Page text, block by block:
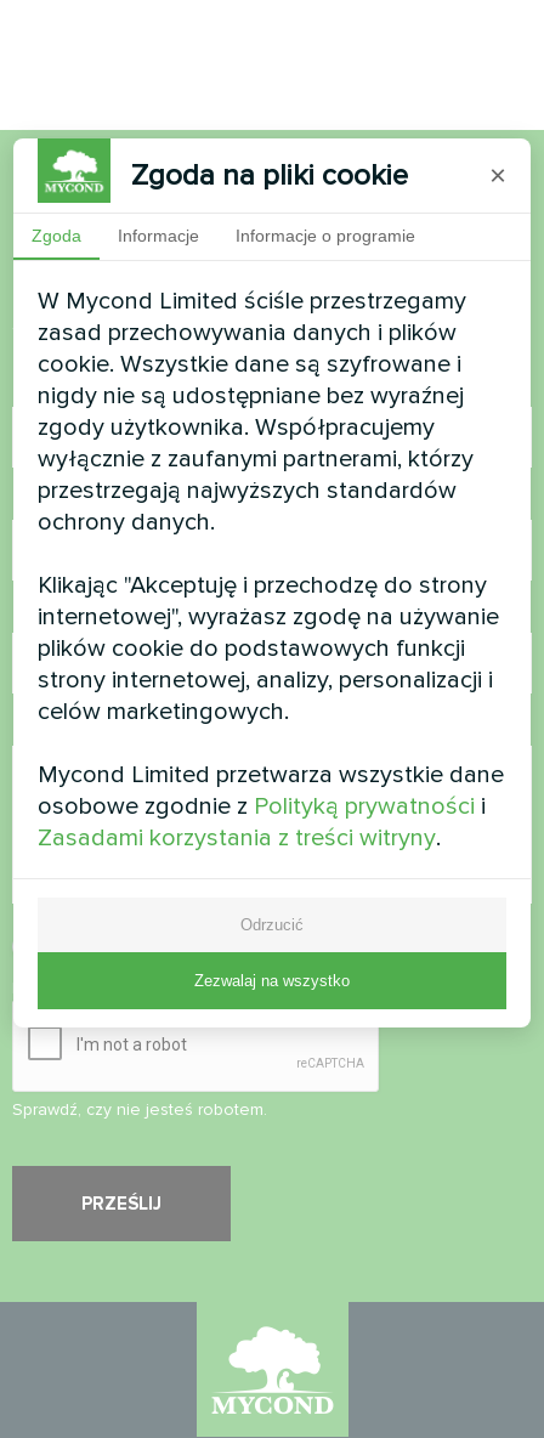
Chcesz kupić lub masz
pytania?
Skontaktuj się z nami, a pomożemy Ci
Nazwa
Numer telefonu
E-mail
Komentarz
Kontrola bezpieczeństwa*
Sprawdź, czy nie jesteś robotem.
Zgoda na pliki cookie ×
Zgoda Informacje Informacje o programie
W Mycond Limited ściśle przestrzegamy
zasad przechowywania danych i plików
cookie. Wszystkie dane są szyfrowane i
nigdy nie są udostępniane bez wyraźnej
zgody użytkownika. Współpracujemy
wyłącznie z zaufanymi partnerami, którzy
przestrzegają najwyższych standardów
ochrony danych.
Klikając "Akceptuję i przechodzę do strony
internetowej", wyrażasz zgodę na używanie
plików cookie do podstawowych funkcji
strony internetowej, analizy, personalizacji i
celów marketingowych.
Mycond Limited przetwarza wszystkie dane
osobowe zgodnie z Polityką prywatności i
Zasadami korzystania z treści witryny.
Odrzucić
Zezwalaj na wszystko